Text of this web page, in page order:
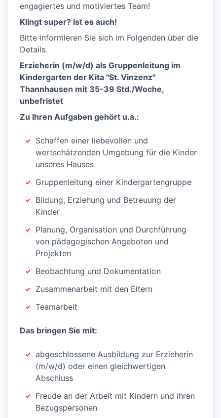
engagiertes und motiviertes Team!
Klingt super? Ist es auch!
Bitte informieren Sie sich im Folgenden über die
Details.
Erzieherin (m/w/d) als Gruppenleitung im
Kindergarten der Kita "St. Vinzenz"
Thannhausen mit 35-39 Std./Woche,
unbefristet
Zu Ihren Aufgaben gehört u.a.:
Schaffen einer liebevollen und
wertschätzenden Umgebung für die Kinder
unseres Hauses
Gruppenleitung einer Kindergartengruppe
Bildung, Erziehung und Betreuung der
Kinder
Planung, Organisation und Durchführung
von pädagogischen Angeboten und
Projekten
Beobachtung und Dokumentation
Zusammenarbeit mit den Eltern
Teamarbeit
Das bringen Sie mit:
abgeschlossene Ausbildung zur Erzieherin
(m/w/d) oder einen gleichwertigen
Abschluss
Freude an der Arbeit mit Kindern und ihren
Bezugspersonen